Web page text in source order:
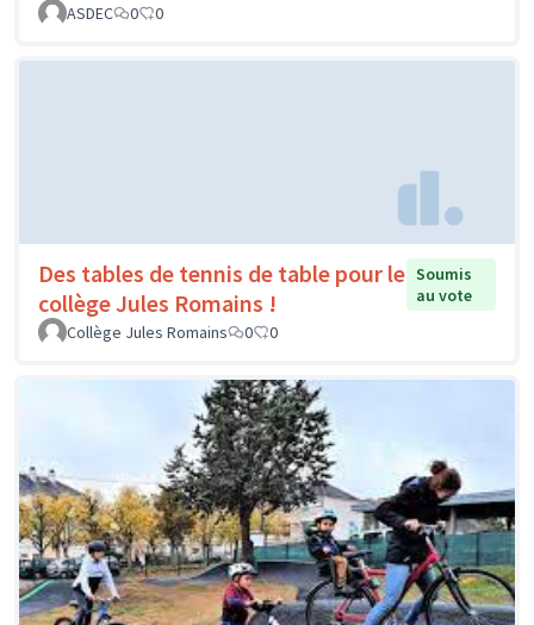
ASDEC 0 0
Des tables de tennis de table pour le
collège Jules Romains !
Soumis
au vote
Collège Jules Romains
0 0